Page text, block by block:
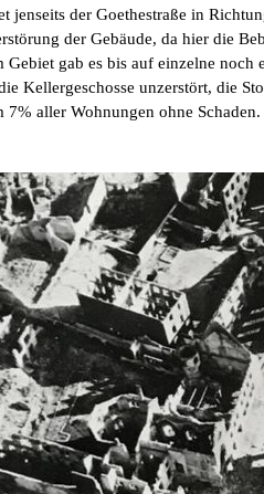
jenseits der Goethestraße in
der Gebäude, da hier die
gab es bis auf einzelne
Kellergeschosse unzerstört, die
aller Wohnungen ohne